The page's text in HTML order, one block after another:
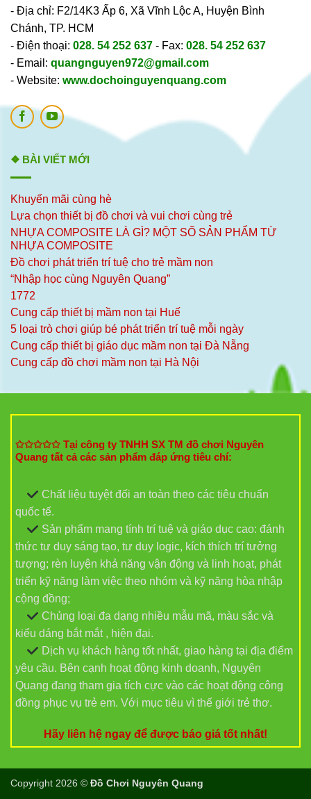
- Địa chỉ: F2/14K3 Ấp 6, Xã Vĩnh Lộc A, Huyện Bình
Chánh, TP. HCM
- Điện thoại: 028. 54 252 637 - Fax: 028. 54 252 637
- Email: quangnguyen972@gmail.com
- Website: www.dochoinguyenquang.com
❖ BÀI VIẾT MỚI
Khuyến mãi cùng hè
Lựa chọn thiết bị đồ chơi và vui chơi cùng trẻ
NHỰA COMPOSITE LÀ GÌ? MỘT SỐ SẢN PHẨM TỪ
NHỰA COMPOSITE
Đồ chơi phát triển trí tuệ cho trẻ mầm non
“Nhập học cùng Nguyên Quang”
1772
Cung cấp thiết bị mầm non tại Huế
5 loại trò chơi giúp bé phát triển trí tuệ mỗi ngày
Cung cấp thiết bị giáo dục mầm non tại Đà Nẵng
Cung cấp đồ chơi mầm non tại Hà Nội
✩✩✩✩✩ Tại công ty TNHH SX TM đồ chơi Nguyên
Quang tất cả các sản phẩm đáp ứng tiêu chí:
Chất liệu tuyệt đối an toàn theo các tiêu chuẩn
quốc tế.
Sản phẩm mang tính trí tuệ và giáo dục cao: đánh
thức tư duy sáng tạo, tư duy logic, kích thích trí tưởng
tượng; rèn luyện khả năng vận động và linh hoạt, phát
triển kỹ năng làm việc theo nhóm và kỹ năng hòa nhập
cộng đồng;
Chủng loại đa dạng nhiều mẫu mã, màu sắc và
kiểu dáng bắt mắt , hiện đại.
Dịch vụ khách hàng tốt nhất, giao hàng tại địa điểm
yêu cầu. Bên cạnh hoạt động kinh doanh, Nguyên
Quang đang tham gia tích cực vào các hoạt động công
đồng phục vụ trẻ em. Với mục tiêu vì thế giới trẻ thơ.
Hãy liên hệ ngay để được báo giá tốt nhất!
Copyright 2026 © Đồ Chơi Nguyên Quang